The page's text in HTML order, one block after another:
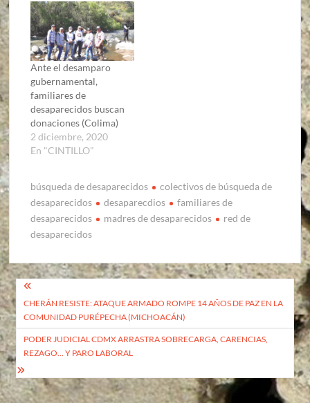
Ante el desamparo
gubernamental,
familiares de
desaparecidos buscan
donaciones (Colima)
2 diciembre, 2020
En "CINTILLO"
búsqueda de desaparecidos
colectivos de búsqueda de
desaparecidos
desaparecdios
familiares de
desaparecidos
madres de desaparecidos
red de
desaparecidos
Navegación
de
entradas
CHERÁN RESISTE: ATAQUE ARMADO ROMPE 14 AÑOS DE PAZ EN LA
COMUNIDAD PURÉPECHA (MICHOACÁN)
PODER JUDICIAL CDMX ARRASTRA SOBRECARGA, CARENCIAS,
REZAGO… Y PARO LABORAL